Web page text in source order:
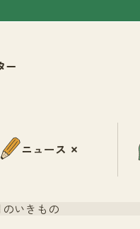
ニュース
のいきもの